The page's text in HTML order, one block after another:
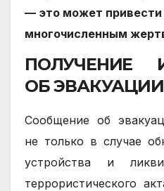
— это может привести
многочисленным
ПОЛУЧЕНИЕ
ОБ ЭВАКУАЦИИ
Сообщение об
не только в случае
устройства и
террористического